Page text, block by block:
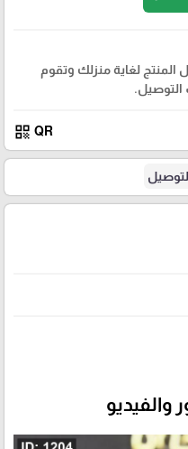
المنتج لغاية منزلك وتقوم
QR
qr_code
والفيديو